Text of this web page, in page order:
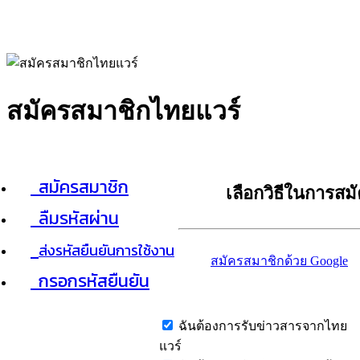
สมัครสมาชิกไทยแวร์
สมัครสมาชิก
ลืมรหัสผ่าน
ส่งรหัสยืนยันการใช้งาน
กรอกรหัสยืนยัน
เลือกวิธีในการส
สมัครสมาชิกด้วย Google
ฉันต้องการรับข่าวสารจากไทย
แวร์